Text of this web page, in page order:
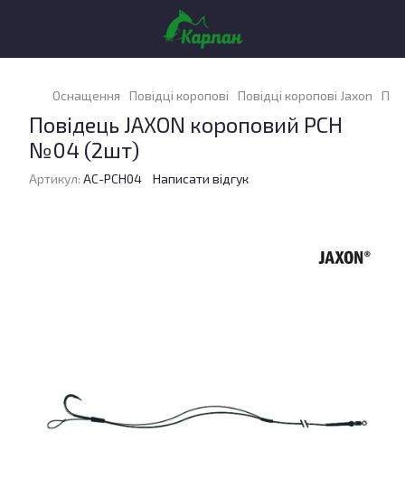
Оснащення Повідці коропові Повідці коропові Jaxon
Повідець JAXON короповий PCH
№04 (2шт)
Артикул: AC-PCH04 Написати відгук